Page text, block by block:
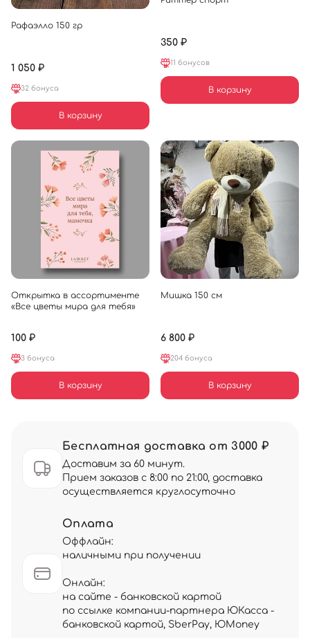
Рафаэлло 150 гр
1 050 ₽
32 бонуса
В корзину
350 ₽
11 бонусов
В корзину
Открытка в ассортименте
«Все цветы мира для тебя»
100 ₽
3 бонуса
В корзину
Мишка 150 см
6 800 ₽
204 бонуса
В корзину
Бесплатная доставка от 3000 ₽
Доставим за 60 минут.
Прием заказов с 8:00 по 21:00, доставка
осуществляется круглосуточно
Оплата
Оффлайн:
наличными при получении
Онлайн:
на сайте - банковской картой
по ссылке компании-партнера ЮКасса -
банковской картой, SberPay, ЮMoney